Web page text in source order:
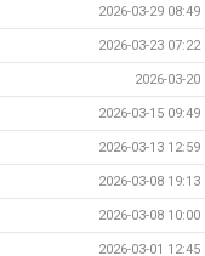
2026-03-29 08:49
2026-03-23 07:22
2026-03-20
2026-03-15 09:49
2026-03-13 12:59
2026-03-08 19:13
2026-03-08 10:00
2026-03-01 12:45